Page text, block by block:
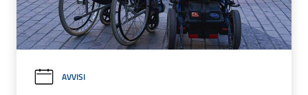
AVVISI